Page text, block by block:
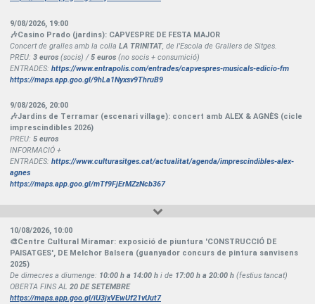
9/08/2026, 19:00
🎶Casino Prado (jardins): CAPVESPRE DE FESTA MAJOR
Concert de gralles amb la colla LA TRINITAT , de l'Escola de Grallers de Sitges.
PREU: 3 euros (socis) /5 euros (no socis + consumició)
ENTRADES: https://www.entrapolis.com/entrades/capvespres-musicals-edicio-fm
https://maps.app.goo.gl/9hLa1Nyxsv9ThruB9
9/08/2026, 20:00
🎶Jardins de Terramar (escenari village): concert amb ALEX & AGNÈS (cicle
imprescindibles 2026)
PREU: 5 euros
INFORMACIÓ +
ENTRADES: https://www.culturasitges.cat/actualitat/agenda/imprescindibles-alex-
agnes
https://maps.app.goo.gl/mTf9FjErMZzNcb367
10/08/2026, 10:00
🎨Centre Cultural Miramar: exposició de piuntura 'CONSTRUCCIÓ DE
PAISATGES', DE Melchor Balsera (guanyador concurs de pintura sanvisens
2025)
De dimecres a diumenge: 10:00 h a 14:00 h i de 17:00 h a 20:00 h (festius tancat)
OBERTA FINS AL 20 DE SETEMBRE
https://maps.app.goo.gl/iU3jxVEwUf21vUut7